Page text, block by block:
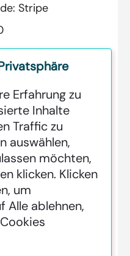
Stripe
SRI LANKA
GREEN
Erfahrung zu
Inhalte
Traffic zu
auswählen,
möchten,
klicken. Klicken
, um
Alle ablehnen,